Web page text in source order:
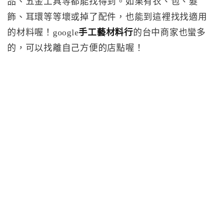
飾、耳環等等壞或掉了配件，也能到這裡找找適用
的材料喔！google手工藝材料行的台中商家也蠻多
的，可以找離自己方便的店點喔！